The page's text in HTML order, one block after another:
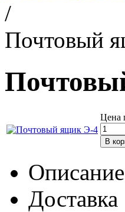
/
Почтовый
Цена
Описание
Доставка